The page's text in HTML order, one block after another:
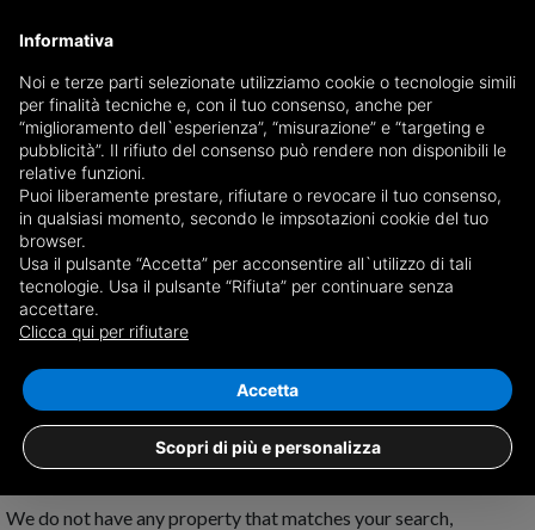
Receive a copy of the newspaper by mail
Choose newspaper
No results for
Sant'Angelo all'Esca
We do not have any property that matches your search,
Informativa
Noi e terze parti selezionate utilizziamo cookie o tecnologie simili
per finalità tecniche e, con il tuo consenso, anche per
“miglioramento dell`esperienza”, “misurazione” e “targeting e
pubblicità”. Il rifiuto del consenso può rendere non disponibili le
relative funzioni.
Puoi liberamente prestare, rifiutare o revocare il tuo consenso,
in qualsiasi momento, secondo le impsotazioni cookie del tuo
browser.
Usa il pulsante “Accetta” per acconsentire all`utilizzo di tali
tecnologie. Usa il pulsante “Rifiuta” per continuare senza
accettare.
Clicca qui per rifiutare
Scopri di più e personalizza
Accetta